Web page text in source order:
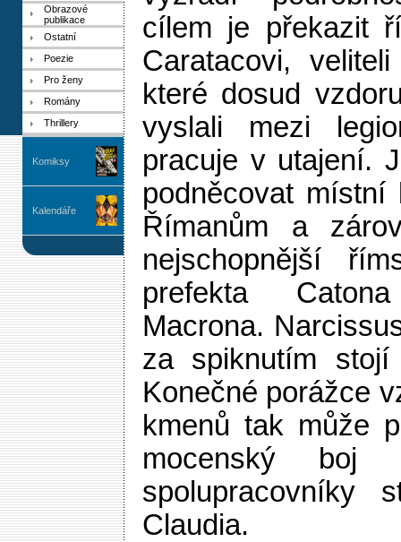
Obrazové
publikace
Ostatní
Poezie
Pro ženy
Romány
Thrillery
Komiksy
Kalendáře
cílem je překazit
Caratacovi,
které dosud
vyslali mezi
pracuje v utajení.
podněcovat
Římanům a
nejschopnější
prefekta
Macrona.
za spiknutím
Konečné porážce
kmenů tak může
mocenský boj
spolupracovníky
Claudia.